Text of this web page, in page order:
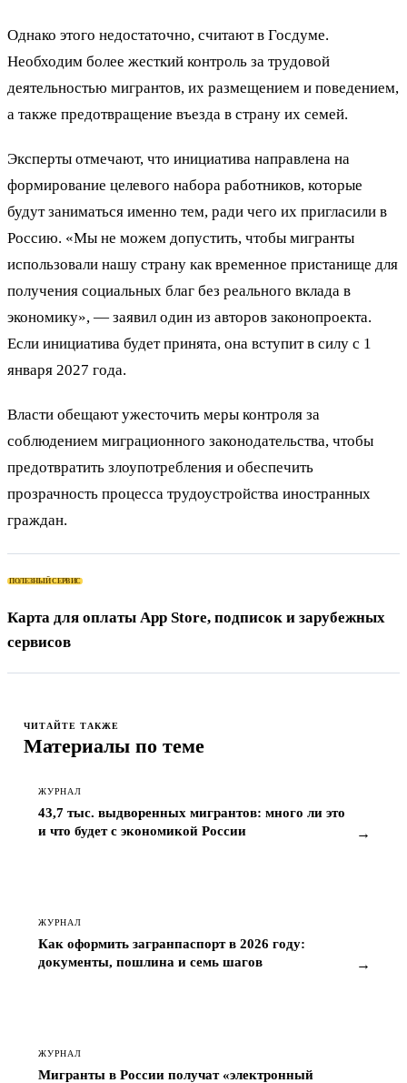
Однако этого недостаточно, считают в Госдуме.
Необходим более жесткий контроль за трудовой
деятельностью мигрантов, их размещением и поведением,
а также предотвращение въезда в страну их семей.
Эксперты отмечают, что инициатива направлена на
формирование целевого набора работников, которые
будут заниматься именно тем, ради чего их пригласили в
Россию. «Мы не можем допустить, чтобы мигранты
использовали нашу страну как временное пристанище для
получения социальных благ без реального вклада в
экономику», — заявил один из авторов законопроекта.
Если инициатива будет принята, она вступит в силу с 1
января 2027 года.
Власти обещают ужесточить меры контроля за
соблюдением миграционного законодательства, чтобы
предотвратить злоупотребления и обеспечить
прозрачность процесса трудоустройства иностранных
граждан.
ПОЛЕЗНЫЙ СЕРВИС
Карта для оплаты App Store, подписок и зарубежных
сервисов
ЧИТАЙТЕ ТАКЖЕ
Материалы по теме
ЖУРНАЛ
43,7 тыс. выдворенных мигрантов: много ли это
и что будет с экономикой России
→
ЖУРНАЛ
Как оформить загранпаспорт в 2026 году:
документы, пошлина и семь шагов
→
ЖУРНАЛ
Мигранты в России получат «электронный